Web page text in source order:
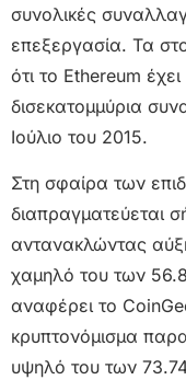
συνολικές
επεξεργασία. Τα
ότι το Ethereum
δισεκατομμύρια
Ιούλιο του 2015.
Στη σφαίρα των
διαπραγματεύεται
αντανακλώντας
χαμηλό του των
αναφέρει το
κρυπτονόμισμα
υψηλό του των